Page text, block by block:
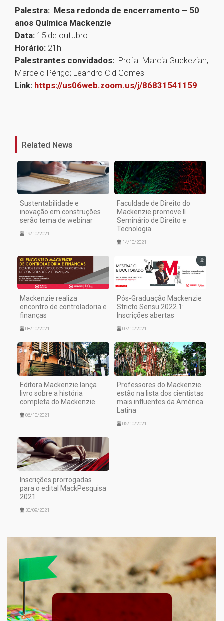
Palestra: Mesa redonda de encerramento – 50
anos Química Mackenzie
Data: 15 de outubro
Horário: 21h
Palestrantes convidados: Profa. Marcia Guekezian;
Marcelo Périgo; Leandro Cid Gomes
Link: https://us06web.zoom.us/j/86831541159
Related News
Sustentabilidade e
inovação em construções
serão tema de webinar
19/10/2021
Faculdade de Direito do
Mackenzie promove II
Seminário de Direito e
Tecnologia
14/10/2021
Mackenzie realiza
encontro de controladoria e
finanças
08/10/2021
Pós-Graduação Mackenzie
Stricto Sensu 2022.1:
Inscrições abertas
07/10/2021
Editora Mackenzie lança
livro sobre a história
completa do Mackenzie
06/10/2021
Professores do Mackenzie
estão na lista dos cientistas
mais influentes da América
Latina
05/10/2021
Inscrições prorrogadas
para o edital MackPesquisa
2021
30/09/2021